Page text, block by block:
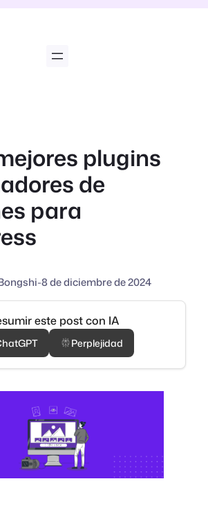
plugins
de
para
-8 de diciembre de 2024
este post con IA
Perplejidad